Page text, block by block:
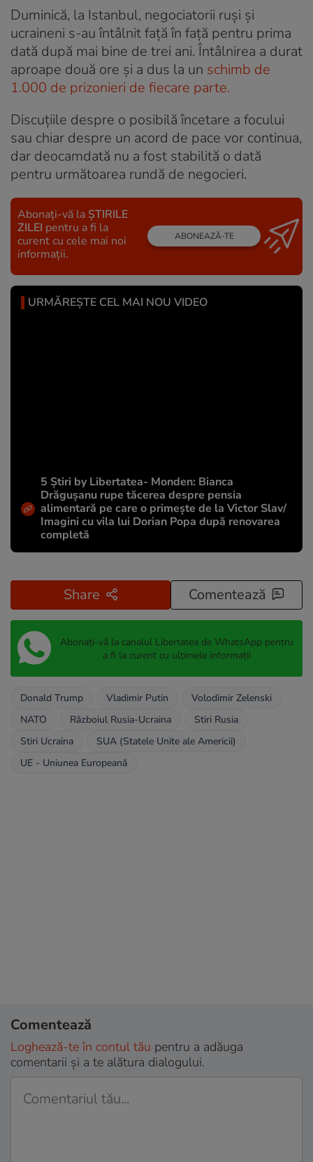
Duminică, la Istanbul, negociatorii ruși și
ucraineni s-au întâlnit față în față pentru prima
dată după mai bine de trei ani. Întâlnirea a durat
aproape două ore și a dus la un schimb de
1.000 de prizonieri de fiecare parte.
Discuțiile despre o posibilă încetare a focului
sau chiar despre un acord de pace vor continua,
dar deocamdată nu a fost stabilită o dată
pentru următoarea rundă de negocieri.
Abonați-vă la ȘTIRILE
ZILEI pentru a fi la
curent cu cele mai noi
informații.
ABONEAZĂ-TE
URMĂREȘTE CEL MAI NOU VIDEO
5 Știri by Libertatea- Monden: Bianca
Drăgușanu rupe tăcerea despre pensia
alimentară pe care o primește de la Victor Slav/
Imagini cu vila lui Dorian Popa după renovarea
completă
Share Comentează
Abonați-vă la canalul Libertatea de WhatsApp pentru
a fi la curent cu ultimele informații
Donald Trump Vladimir Putin
Volodimir Zelenski
NATO
Războiul Rusia-Ucraina
Stiri Rusia
Stiri Ucraina
SUA (Statele Unite ale Americii)
UE - Uniunea Europeană
Comentează
Loghează-te în contul tău pentru a adăuga
comentarii și a te alătura dialogului.